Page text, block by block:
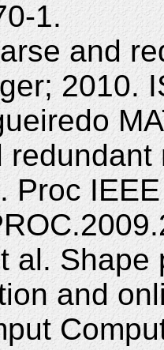
1.
and
2010.
Proc
al.
and